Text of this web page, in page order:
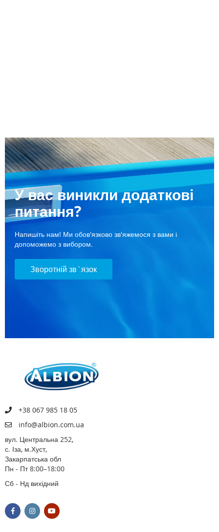
У вас виникли додаткові
питання?
Напишіть нам! Ми обов'язково зв'яжемося з вами і
допоможемо з вибором.
Зворотній зв`язок
+38 067 985 18 05
info@albion.com.ua
вул. Центральна 252,
с. Іза, м.Хуст,
Закарпатська обл
Пн - Пт 8:00–18:00
Сб - Нд вихідний